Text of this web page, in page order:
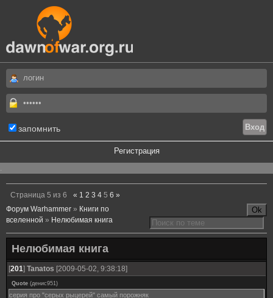
запомнить
Регистрация
.
Страница 5 из 6 « 1 2 3 4 5 6 »
Форум Warhammer » Книги по
вселенной » Нелюбимая книга
Нелюбимая книга
[201] Tanatos [2009-05-02, 9:38:18]
Quote (денис951)
серия про "серых рыцерей" самый порожняк